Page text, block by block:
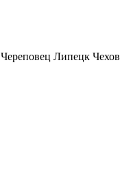
Череповец Липецк Чехов